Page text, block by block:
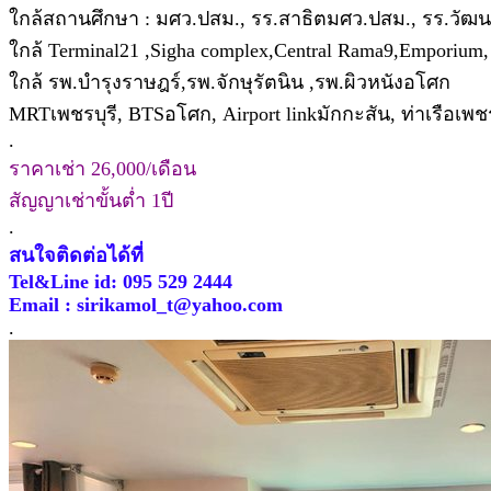
ใกล้สถานศึกษา : มศว.ปสม., รร.สาธิตมศว.ปสม., รร.วั
ใกล้ Terminal21 ,Sigha complex,Central
ใกล้ รพ.บำรุงราษฎร์,รพ.จักษุรัตนิน ,รพ.ผิวหนังอโศก
MRTเพชรบุรี, BTSอโศก, Airport linkมักกะสัน, ท่าเรือเพ
.
ราคาเช่า 26,000/เดือน
สัญญาเช่าขั้นต่ำ 1ปี
.
สนใจติดต่อได้ที่
Tel&Line id: 095 529 2444
Email : sirikamol_t@yahoo.com
.